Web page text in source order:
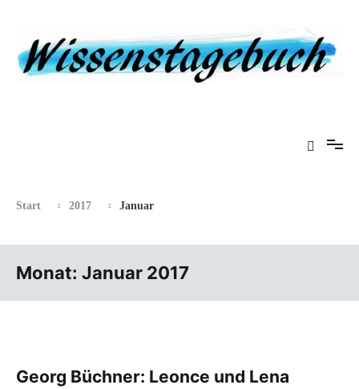
Start 2017 Januar
Monat: Januar 2017
Georg Büchner: Leonce und Lena